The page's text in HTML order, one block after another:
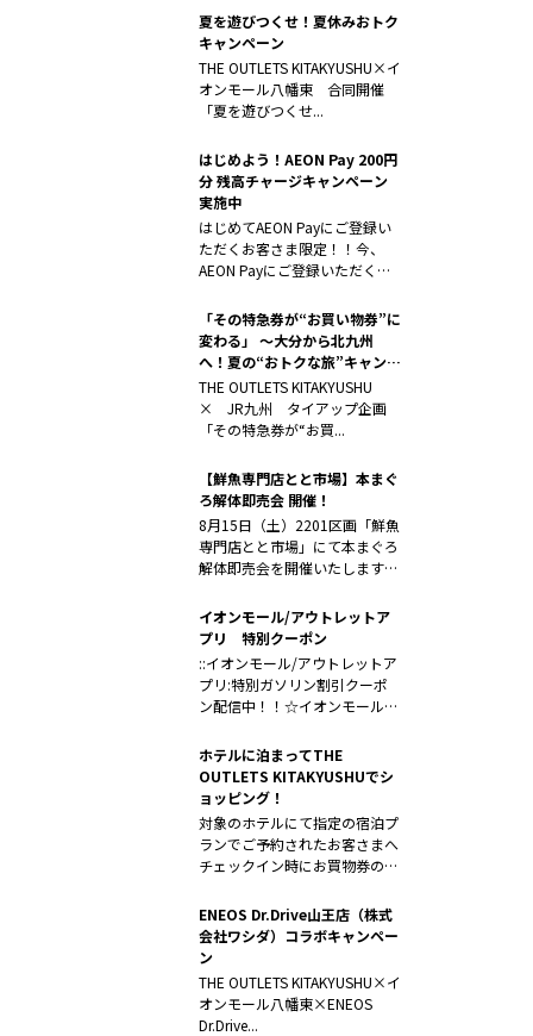
夏を遊びつくせ！夏休みおトク
キャンペーン
THE OUTLETS KITAKYUSHU×イ
オンモール八幡東 合同開催
「夏を遊びつくせ...
はじめよう！AEON Pay 200円
分 残高チャージキャンペーン
実施中
はじめてAEON Payにご登録い
ただくお客さま限定！！今、
AEON Payにご登録いただく
「その特急券が“お買い物券”に
変わる」 ～大分から北九州
へ！夏の“おトクな旅”キャンペ
ーン～
THE OUTLETS KITAKYUSHU
× JR九州 タイアップ企画
「その特急券が“お買...
【鮮魚専門店とと市場】本まぐ
ろ解体即売会 開催！
8月15日（土）2201区画「鮮魚
専門店とと市場」にて本まぐろ
解体即売会を開催いたします！
イオンモール/アウトレットア
プリ 特別クーポン
::イオンモール/アウトレットア
プリ:特別ガソリン割引クーポ
ン配信中！！☆イオンモール八
ホテルに泊まってTHE
OUTLETS KITAKYUSHUでシ
ョッピング！
対象のホテルにて指定の宿泊プ
ランでご予約されたお客さまへ
チェックイン時にお買物券の引
ENEOS Dr.Drive山王店（株式
会社ワシダ）コラボキャンペー
ン
THE OUTLETS KITAKYUSHU×イ
オンモール八幡東×ENEOS
Dr.Drive...